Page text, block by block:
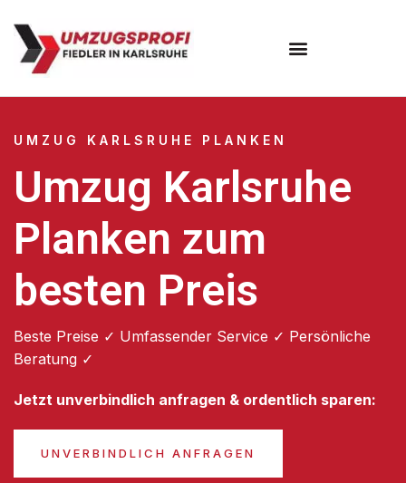
UMZUG KARLSRUHE PLANKEN
Umzug Karlsruhe
Planken zum
besten Preis
Beste Preise ✓ Umfassender Service ✓ Persönliche
Beratung ✓
Jetzt unverbindlich anfragen & ordentlich sparen:
UNVERBINDLICH ANFRAGEN